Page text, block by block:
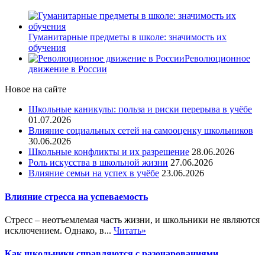
Гуманитарные предметы в школе: значимость их
обучения
Революционное
движение в России
Новое на сайте
Школьные каникулы: польза и риски перерыва в учёбе
01.07.2026
Влияние социальных сетей на самооценку школьников
30.06.2026
Школьные конфликты и их разрешение 28.06.2026
Роль искусства в школьной жизни 27.06.2026
Влияние семьи на успех в учёбе 23.06.2026
Влияние стресса на успеваемость
Стресс – неотъемлемая часть жизни, и школьники не являются
исключением. Однако, в... Читать»